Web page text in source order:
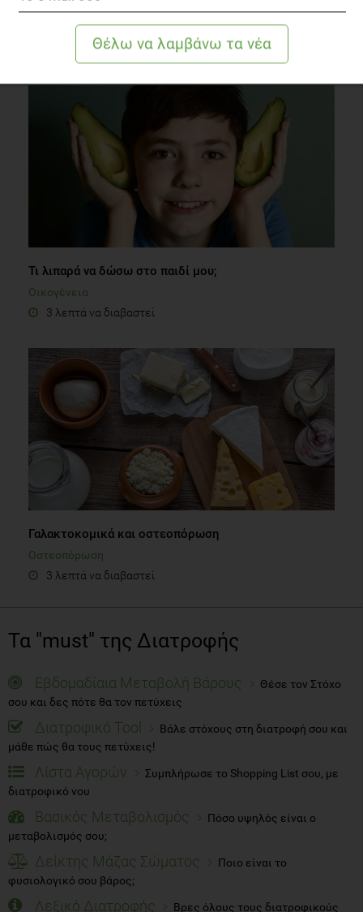
Πώς θα επανέλθουν οι γλουτοί στο ...ύψος τους
1 λεπτό να διαβαστεί
Τι λιπαρά να δώσω στο παιδί μου;
Οικογένεια
3 λεπτά να διαβαστεί
Γαλακτοκομικά και οστεοπόρωση
Οστεοπόρωση
3 λεπτά να διαβαστεί
Τα "must" της Διατροφής
Εβδομαδίαια Μεταβολή Βάρους
Θέσε τον Στόχο
σου και δες πότε θα τον πετύχεις
Διατροφικό Tool
Βάλε στόχους στη διατροφή σου και
μάθε πώς θα τους πετύχεις!
Λίστα Αγορών
Συμπλήρωσε το Shopping List σου, με
διατροφικό νου
Βασικός Μεταβολισμός
Πόσο υψηλός είναι ο
μεταβολισμός σου;
Δείκτης Μάζας Σώματος
Ποιο είναι το
φυσιολογικό σου βάρος;
Λεξικό Διατροφής Βρες όλους τους διατροφικούς